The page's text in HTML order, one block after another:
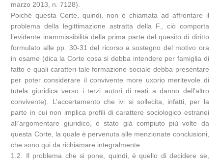
marzo 2013, n. 7128).
Poiché questa Corte, quindi, non è chiamata ad affrontare il
problema della legittimazione astratta della F., ciò comporta
l’evidente inammissibilità della prima parte del quesito di diritto
formulato alle pp. 30-31 del ricorso a sostegno del motivo ora
in esame (dica la Corte cosa si debba intendere per famiglia di
fatto e quali caratteri tale formazione sociale debba presentare
per poter considerare il convivente more uxorio meritevole di
tutela giuridica verso i terzi autori di reati a danno dell’altro
convivente). L’accertamento che ivi si sollecita, infatti, per la
parte in cui non implica profili di carattere sociologico estranei
all’argomentare giuridico, è stato già compiuto più volte da
questa Corte, la quale è pervenuta alle menzionate conclusioni,
che sono qui da richiamare integralmente.
1.2. Il problema che si pone, quindi, è quello di decidere se,